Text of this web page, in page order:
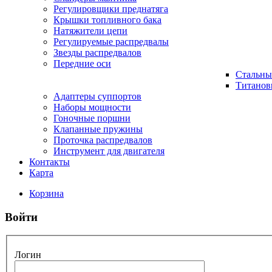
Регулировщики преднатяга
Крышки топливного бака
Натяжители цепи
Регулируемые распредвалы
Звезды распредвалов
Передние оси
Адаптеры суппортов
Наборы мощности
Гоночные поршни
Клапанные пружины
Проточка распредвалов
Инструмент для двигателя
Контакты
Карта
Корзина
Войти
Логин